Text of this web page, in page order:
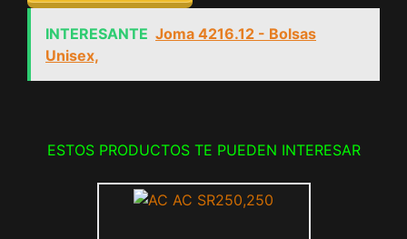
INTERESANTE Joma 4216.12 - Bolsas
Unisex,
ESTOS PRODUCTOS TE PUEDEN INTERESAR